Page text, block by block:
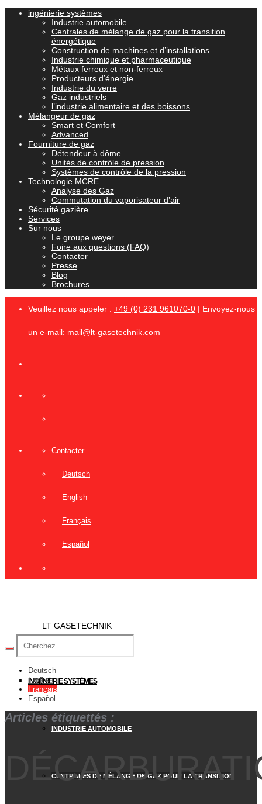
ingénierie systèmes
Industrie automobile
Centrales de mélange de gaz pour la transition
énergétique
Construction de machines et d’installations
Industrie chimique et pharmaceutique
Métaux ferreux et non-ferreux
Producteurs d’énergie
Industrie du verre
Gaz industriels
l’industrie alimentaire et des boissons
Mélangeur de gaz
Smart et Comfort
Advanced
Fourniture de gaz
Détendeur à dôme
Unités de contrôle de pression
Systèmes de contrôle de la pression
Technologie MCRE
Analyse des Gaz
Commutation du vaporisateur d’air
Sécurité gazière
Services
Sur nous
Le groupe weyer
Foire aux questions (FAQ)
Contacter
Presse
Blog
Brochures
Veuillez nous appeler : +49 (0) 231 961070-0 | Envoyez-nous
un e-mail: mail@lt-gasetechnik.com
Contacter
Deutsch
English
Français
Español
LT GASETECHNIK
INGÉNIERIE SYSTÈMES
INDUSTRIE AUTOMOBILE
CENTRALES DE MÉLANGE DE GAZ POUR LA TRANSITION
Deutsch
English
Français
Español
Articles étiquettés :